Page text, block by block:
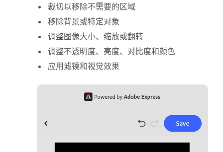
裁切以移除不需要的区域
移除背景或特定对象
调整图像大小、缩放或翻转
调整不透明度、亮度、对比度和颜色
应用滤镜和视觉效果